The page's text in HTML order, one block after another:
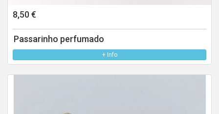
8,50 €
Passarinho perfumado
+ Info